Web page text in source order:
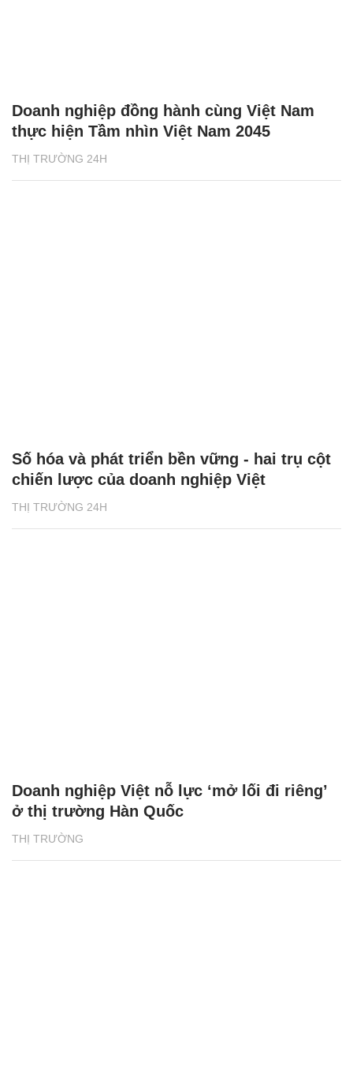
THỊ TRƯỜNG 24H
Doanh nghiệp đồng hành cùng Việt Nam
thực hiện Tầm nhìn Việt Nam 2045
THỊ TRƯỜNG 24H
Số hóa và phát triển bền vững - hai trụ cột
chiến lược của doanh nghiệp Việt
THỊ TRƯỜNG
Doanh nghiệp Việt nỗ lực ‘mở lối đi riêng’
ở thị trường Hàn Quốc